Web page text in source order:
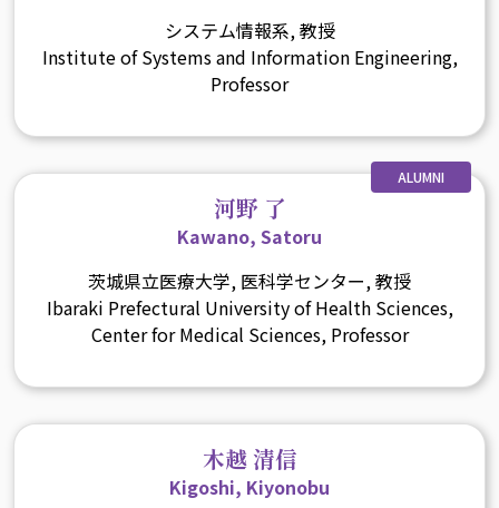
システム情報系, 教授
Institute of Systems and Information Engineering,
Professor
ALUMNI
河野 了
Kawano, Satoru
茨城県立医療大学, 医科学センター, 教授
Ibaraki Prefectural University of Health Sciences,
Center for Medical Sciences, Professor
木越 清信
Kigoshi, Kiyonobu